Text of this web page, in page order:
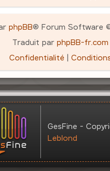
phpBB® Forum Software
Traduit par phpBB-fr.com
Confidentialité |
GesFine -
Leblond